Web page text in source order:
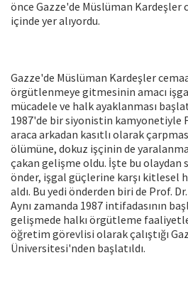
önce Gazze'de Müslüman
içinde yer alıyordu.
Gazze'de Müslüman Kardeşler
örgütlenmeye gitmesinin amacı
mücadele ve halk ayaklanması
1987'de bir siyonistin kamyonetiyle
araca arkadan kasıtlı olarak
ölümüne, dokuz işçinin de
çakan gelişme oldu. İşte bu olaydan
önder, işgal güçlerine karşı kitlesel
aldı. Bu yedi önderden biri de Prof.
Aynı zamanda 1987 intifadasının
gelişmede halkı örgütleme
öğretim görevlisi olarak çalıştığı
Üniversitesi'nden başlatıldı.